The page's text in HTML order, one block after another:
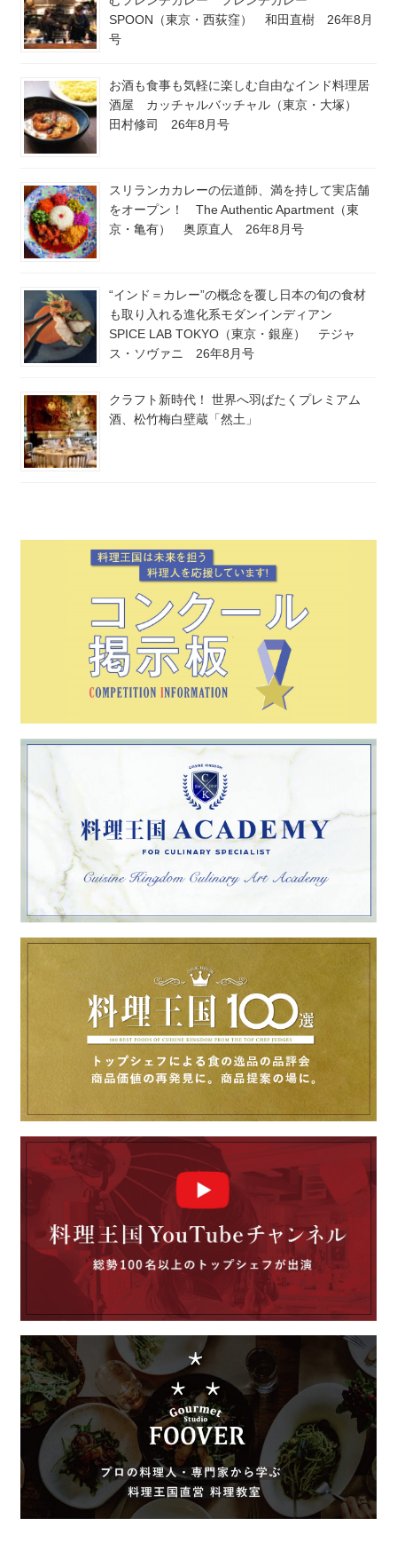
SPOON（東京・西荻窪） 和田直樹 26年8月
号
お酒も食事も気軽に楽しむ自由なインド料理居
酒屋 カッチャルバッチャル（東京・大塚）
田村修司 26年8月号
スリランカカレーの伝道師、満を持して実店舗
をオープン！ The Authentic Apartment（東
京・亀有） 奥原直人 26年8月号
“インド＝カレー”の概念を覆し日本の旬の食材
も取り入れる進化系モダンインディアン
SPICE LAB TOKYO（東京・銀座） テジャ
ス・ソヴァニ 26年8月号
クラフト新時代！ 世界へ羽ばたくプレミアム
酒、松竹梅白壁蔵「然土」